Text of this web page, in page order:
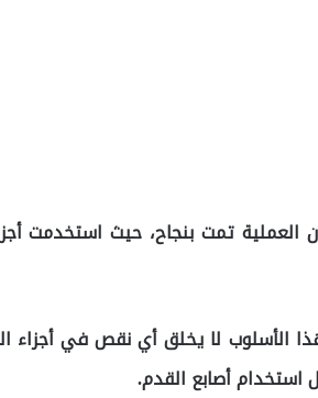
العملية تمت بنجاح، حيث استخدمت
الأسلوب لا يخلق أي نقص في أجزاء
استخدام أصابع القدم.